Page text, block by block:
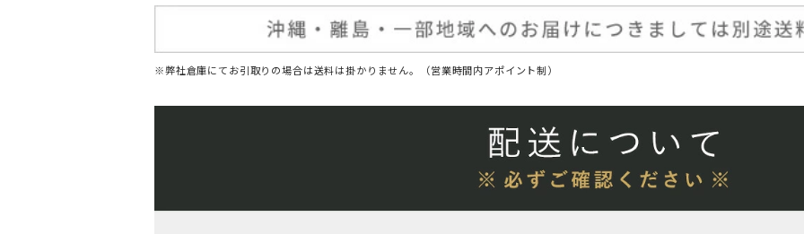
※弊社倉庫にてお引取りの場合は送料は掛かりません。（営業時間内アポイント制）